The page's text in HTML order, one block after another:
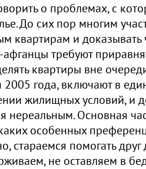
о проблемах, с
До сих пор многим
квартирам и
требуют
квартиры вне
2005 года, включают в
жилищных условий, и
нереальным. Основная
особенных
стараемся помогать
не оставляем в